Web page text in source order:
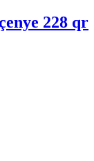
228 qr